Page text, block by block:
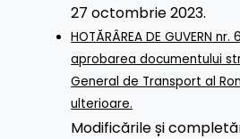
27 octombrie 2023.
HOTĂRÂREA DE GUVERN
aprobarea documentului
General de Transport al
ulterioare.
Modificările și